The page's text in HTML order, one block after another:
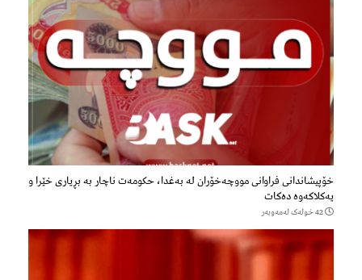
خۆپیشاندانی فراوانی مووچەخۆران لە بەغدا، حکومەت ناچار بە بڕیاری خێرا و
یەکلاکەوە دەکات
42 خولەک لەمەوبەر